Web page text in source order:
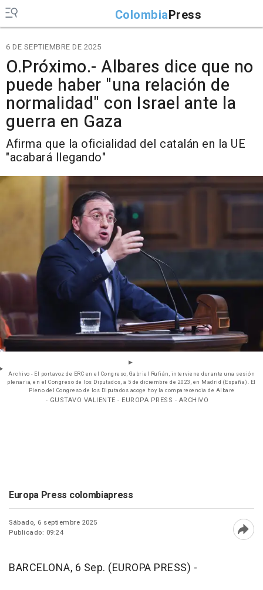
ColombiaPress
6 DE SEPTIEMBRE DE 2025
O.Próximo.- Albares dice que no
puede haber "una relación de
normalidad" con Israel ante la
guerra en Gaza
Afirma que la oficialidad del catalán en la UE
"acabará llegando"
Archivo - El portavoz de ERC en el Congreso, Gabriel Rufián, interviene durante una sesión
plenaria, en el Congreso de los Diputados, a 5 de diciembre de 2023, en Madrid (España). El
Pleno del Congreso de los Diputados acoge hoy la comparecencia de Albare
- GUSTAVO VALIENTE - EUROPA PRESS - ARCHIVO
Europa Press colombiapress
Sábado, 6 septiembre 2025
Publicado: 09:24
BARCELONA, 6 Sep. (EUROPA PRESS) -